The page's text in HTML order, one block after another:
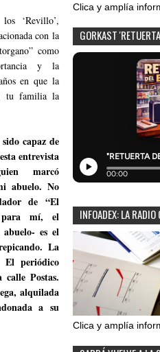
‘Revillo’,
con la
como
y la
en que la
tu familia la
capaz de
entrevista
marcó
abuelo. No
de “El
para mí, el
es el
La
El periódico
Postas.
alquilada
a su
Clica y amplía
GORKAST
INFOADEX: LA
Clica y amplía